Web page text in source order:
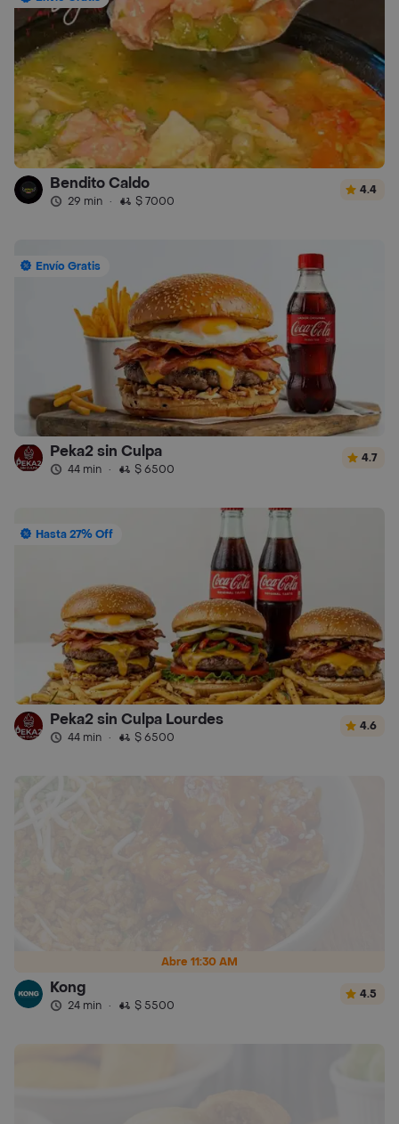
Bendito Caldo
29 min · $ 7000
4.4
Envío Gratis
Peka2 sin Culpa
44 min · $ 6500
4.7
Hasta 27% Off
Peka2 sin Culpa Lourdes
44 min · $ 6500
4.6
Abre 11:30 AM
Kong
24 min · $ 5500
4.5